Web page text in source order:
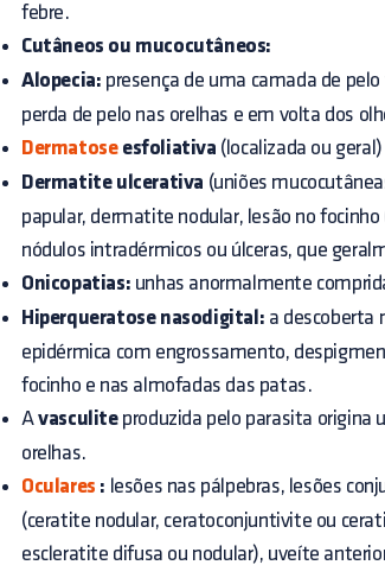
febre.
Cutâneos ou mucocutâneos:
Alopecia: presença de uma camada de
perda de pelo nas orelhas e em volta dos
Dermatoseesfoliativa (localizada ou geral)
Dermatite ulcerativa (uniões
papular, dermatite nodular, lesão no
nódulos intradérmicos ou úlceras, que
Onicopatias: unhas anormalmente
Hiperqueratose nasodigital: a descoberta
epidérmica com engrossamento,
focinho e nas almofadas das patas.
Avasculiteproduzida pelo parasita origina
orelhas.
Oculares : lesões nas pálpebras, lesões
(ceratite nodular, ceratoconjuntivite ou
escleratite difusa ou nodular), uveíte